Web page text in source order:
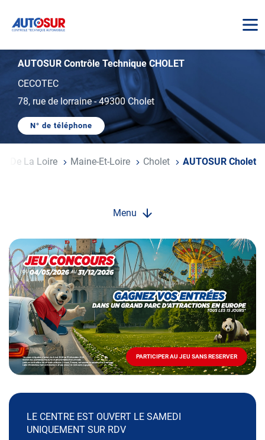
AUTOSUR
AUTOSUR Contrôle Technique CHOLET
CECOTEC
78, rue de lorraine-49300 Cholet
N° de téléphone
AFFICHER
TÉLÉPHONE
De La Loire Maine-Et-Loire Cholet AUTOSUR Cholet
Menu
Opération
spéciale
Mai
-
Décembre
2026
Locations
PARTICIPER AU JEU SANS RESERVER
PARTICIPER
AU
JEU
RESERVER
LE CENTRE EST OUVERT LE SAMEDI
UNIQUEMENT SUR RDV